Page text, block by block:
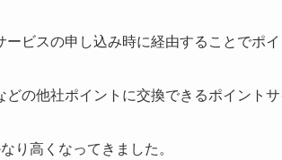
ビスの申し込み時に経由することでポ
の他社ポイントに交換できるポイント
り高くなってきました。